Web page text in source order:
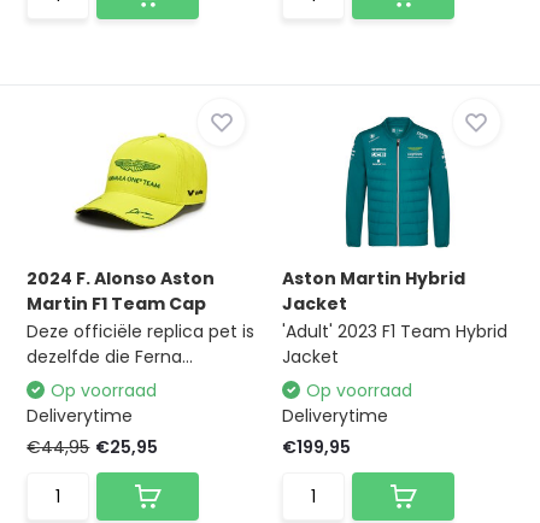
2024 F. Alonso Aston
Martin F1 Team Cap
Deze officiële replica pet is
dezelfde die Ferna...
Op voorraad
Deliverytime
€44,95 €25,95
Aston Martin Hybrid
Jacket
'Adult' 2023 F1 Team Hybrid
Jacket
Op voorraad
Deliverytime
€199,95